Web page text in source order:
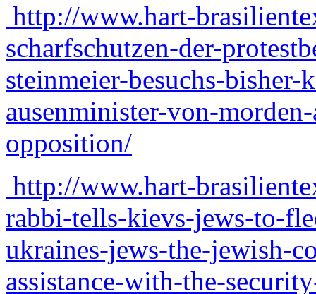
http://www.hart-
scharfschutzen-der-
steinmeier-besuchs-
ausenminister-von-
opposition/
http://www.hart-
rabbi-tells-kievs-jews-to-
ukraines-jews-the-jewish-
assistance-with-the-